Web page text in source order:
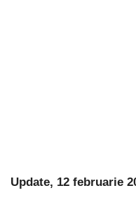
Update, 12 februarie